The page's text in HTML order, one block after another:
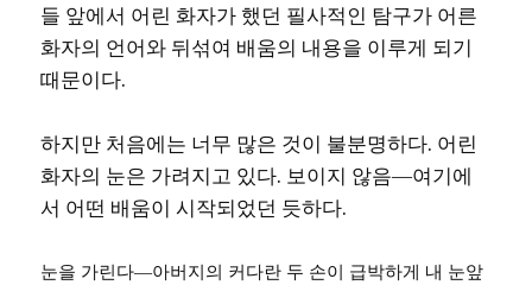
들 앞에서 어린 화자가 했던 필사적인 탐구가 어른
화자의 언어와 뒤섞여 배움의 내용을 이루게 되기
때문이다.
하지만 처음에는 너무 많은 것이 불분명하다. 어린
화자의 눈은 가려지고 있다. 보이지 않음―여기에
서 어떤 배움이 시작되었던 듯하다.
눈을 가린다―아버지의 커다란 두 손이 급박하게 내 눈앞